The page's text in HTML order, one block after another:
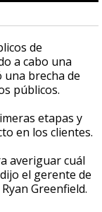
de
a cabo una
una brecha de
públicos.
etapas y
en los clientes.
averiguar cuál
el gerente de
Greenfield.